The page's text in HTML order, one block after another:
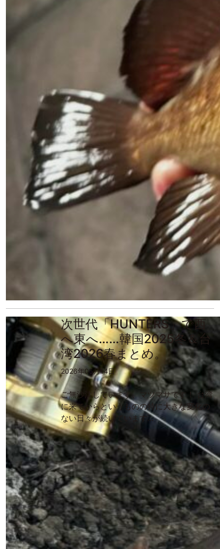
次世代「HUNTERS」で西
へ東へ……韓国2025冬＆台
湾2026春まとめ。
2026年05月14日
ご無沙汰しています、マツマサです！ 台湾
に来てからというものの特に大きな変化の
ない日々が続いています…